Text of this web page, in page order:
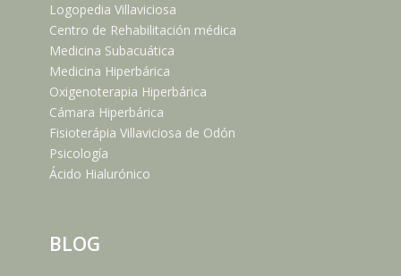
Logopedia Villaviciosa
Centro de Rehabilitación médica
Medicina Subacuática
Medicina Hiperbárica
Oxigenoterapia Hiperbárica
Cámara Hiperbárica
Fisioterápia Villaviciosa de Odón
Psicología
Ácido Hialurónico
BLOG